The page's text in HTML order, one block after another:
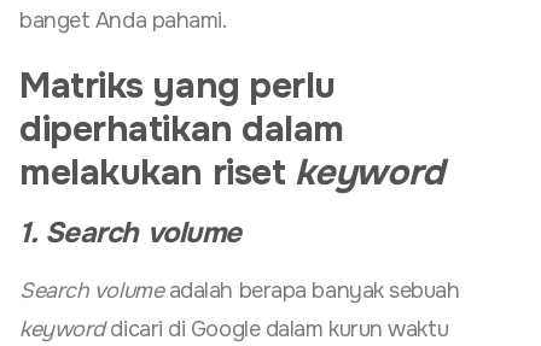
banget Anda pahami.
Matriks yang perlu
diperhatikan dalam
melakukan riset keyword
1. Search volume
Search volumeadalah berapa banyak sebuah
keyworddicari di Google dalam kurun waktu